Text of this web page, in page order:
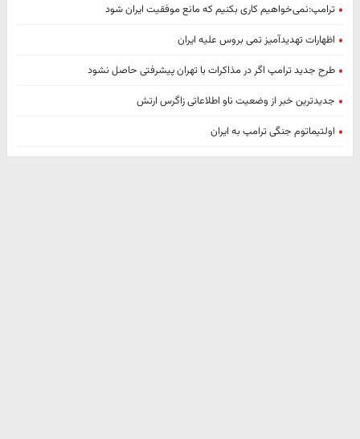
ترامپ:نمی‌خواهیم کاری بکنیم که مانع موفقیت ایران شود
اظهارات تهدیدآمیز تمی بروس علیه ایران
طرح جدید ترامپ اگر در مذاکرات با تهران پیشرفتی حاصل نشود
جدیدترین خبر از وضعیت ناو اطلاعاتی زاگرس ارتش
اولتیماتوم جنگی ترامپ به ایران